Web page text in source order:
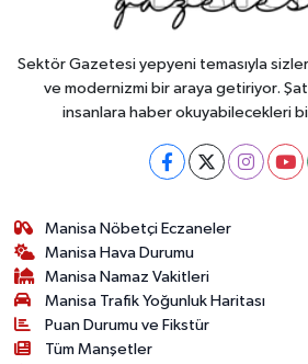
Sektör Gazetesi yepyeni temasıyla
ve modernizmi bir araya getiriyor.
insanlara haber okuyabilecekleri
Manisa Nöbetçi Eczaneler
Manisa Hava Durumu
Manisa Namaz Vakitleri
Manisa Trafik Yoğunluk Haritası
Puan Durumu ve Fikstür
Tüm Manşetler